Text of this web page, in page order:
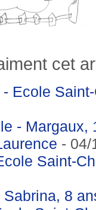
cet
Ecole
- Margaux,
- 04/
Saint-
8